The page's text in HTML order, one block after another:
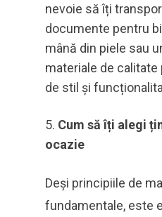
nevoie să îți
documente pentru
mână din piele sau
materiale de calitate
de stil și
Cum să îți alegi
ocazie
Deși principiile de
fundamentale, este